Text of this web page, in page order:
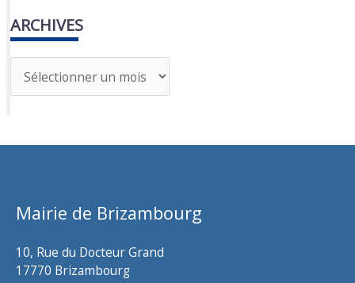
ARCHIVES
r
h
Mairie de Brizambourg
10, Rue du Docteur Grand
17770 Brizambourg